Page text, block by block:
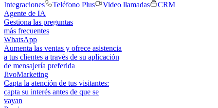
Integraciones
Teléfono Plus Video llamadas
CRM
Agente de IA
Gestiona las preguntas
más frecuentes
WhatsApp
Aumenta las ventas y ofrece asistencia
a tus clientes a través de su aplicación
de mensajería preferida
JivoMarketing
Capta la atención de tus visitantes:
capta su interés antes de que se
vayan